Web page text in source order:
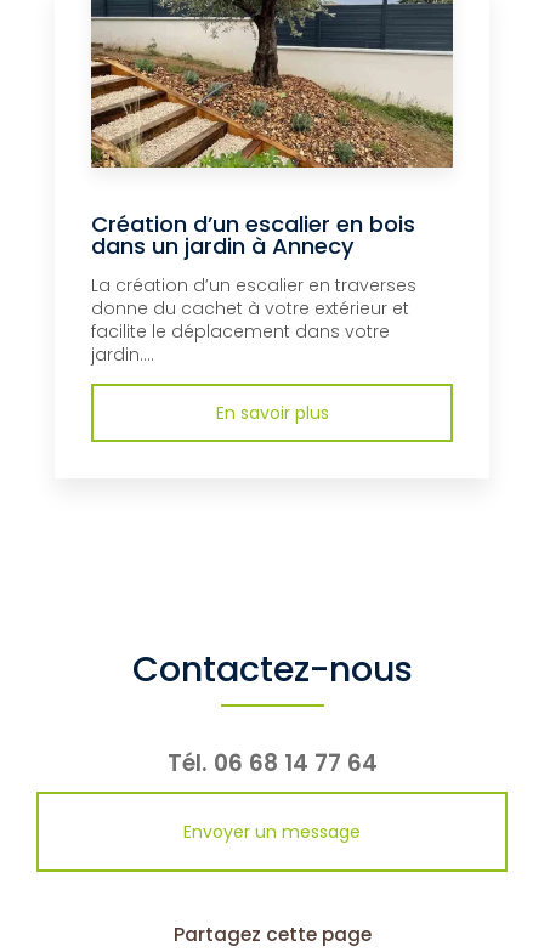
Création d’un escalier en bois
dans un jardin à Annecy
La création d’un escalier en traverses
donne du cachet à votre extérieur et
facilite le déplacement dans votre
jardin....
En savoir plus
Contactez-nous
Tél. 06 68 14 77 64
Envoyer un message
Partagez cette page